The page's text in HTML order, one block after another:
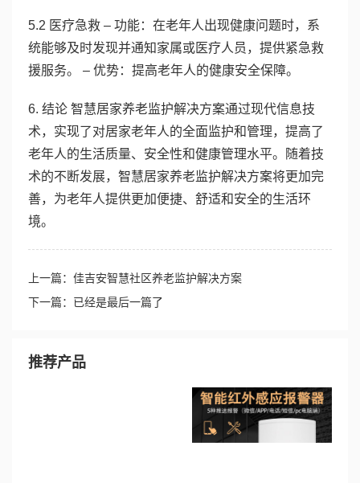
5.2 医疗急救 – 功能：在老年人出现健康问题时，系
统能够及时发现并通知家属或医疗人员，提供紧急救
援服务。 – 优势：提高老年人的健康安全保障。
6. 结论 智慧居家养老监护解决方案通过现代信息技
术，实现了对居家老年人的全面监护和管理，提高了
老年人的生活质量、安全性和健康管理水平。随着技
术的不断发展，智慧居家养老监护解决方案将更加完
善，为老年人提供更加便捷、舒适和安全的生活环
境。
上一篇：佳吉安智慧社区养老监护解决方案
下一篇：已经是最后一篇了
推荐产品